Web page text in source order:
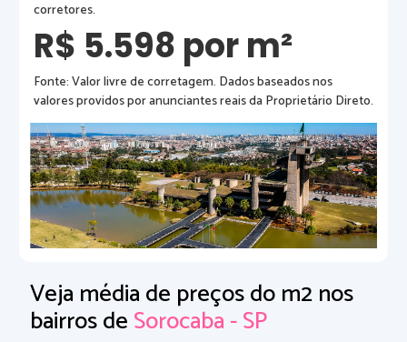
corretores.
R$ 5.598 por m²
Fonte: Valor livre de corretagem. Dados baseados nos
valores providos por anunciantes reais da Proprietário Direto.
Veja média de preços do m2 nos
bairros deSorocaba - SP